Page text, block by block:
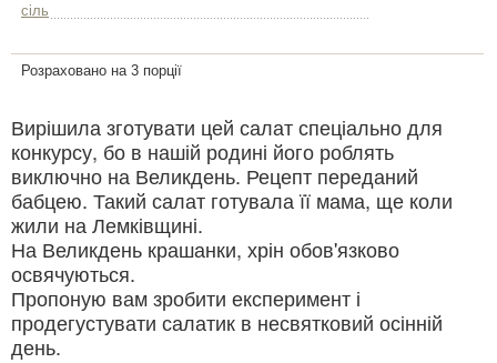
сіль
Розраховано на 3 порції
Вирішила зготувати цей салат спеціально для
конкурсу, бо в нашій родині його роблять
виключно на Великдень. Рецепт переданий
бабцею. Такий салат готувала її мама, ще коли
жили на Лемківщині.
На Великдень крашанки, хрін обов'язково
освячуються.
Пропоную вам зробити експеримент і
продегустувати салатик в несвятковий осінній
день.